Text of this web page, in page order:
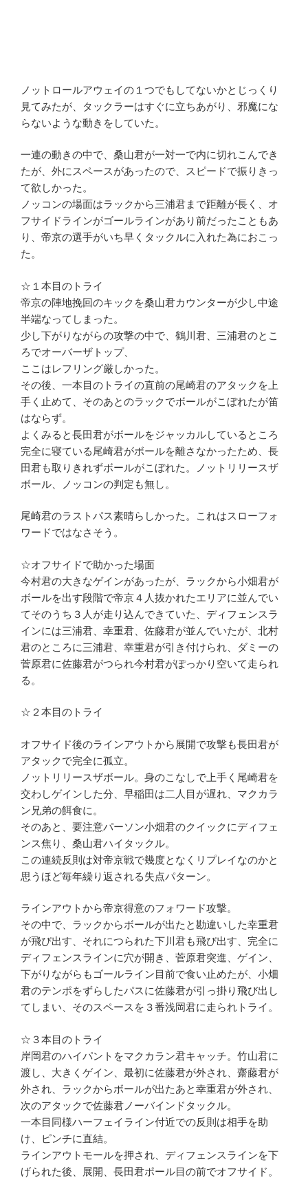
ノットロールアウェイの１つでもしてないかとじっくり
見てみたが、タックラーはすぐに立ちあがり、邪魔にな
らないような動きをしていた。
一連の動きの中で、桑山君が一対一で内に切れこんでき
たが、外にスペースがあったので、スピードで振りきっ
て欲しかった。
ノッコンの場面はラックから三浦君まで距離が長く、オ
フサイドラインがゴールラインがあり前だったこともあ
り、帝京の選手がいち早くタックルに入れた為におこっ
た。
☆１本目のトライ
帝京の陣地挽回のキックを桑山君カウンターが少し中途
半端なってしまった。
少し下がりながらの攻撃の中で、鶴川君、三浦君のとこ
ろでオーバーザトップ、
ここはレフリング厳しかった。
その後、一本目のトライの直前の尾崎君のアタックを上
手く止めて、そのあとのラックでボールがこぼれたが笛
はならず。
よくみると長田君がボールをジャッカルしているところ
完全に寝ている尾崎君がボールを離さなかったため、長
田君も取りきれずボールがこぼれた。ノットリリースザ
ボール、ノッコンの判定も無し。
尾崎君のラストパス素晴らしかった。これはスローフォ
ワードではなさそう。
☆オフサイドで助かった場面
今村君の大きなゲインがあったが、ラックから小畑君が
ボールを出す段階で帝京４人抜かれたエリアに並んでい
てそのうち３人が走り込んできていた、ディフェンスラ
インには三浦君、幸重君、佐藤君が並んでいたが、北村
君のところに三浦君、幸重君が引き付けられ、ダミーの
菅原君に佐藤君がつられ今村君がぽっかり空いて走られ
る。
☆２本目のトライ
オフサイド後のラインアウトから展開で攻撃も長田君が
アタックで完全に孤立。
ノットリリースザボール。身のこなしで上手く尾崎君を
交わしゲインした分、早稲田は二人目が遅れ、マクカラ
ン兄弟の餌食に。
そのあと、要注意パーソン小畑君のクイックにディフェ
ンス焦り、桑山君ハイタックル。
この連続反則は対帝京戦で幾度となくリプレイなのかと
思うほど毎年繰り返される失点パターン。
ラインアウトから帝京得意のフォワード攻撃。
その中で、ラックからボールが出たと勘違いした幸重君
が飛び出す、それにつられた下川君も飛び出す、完全に
ディフェンスラインに穴が開き、菅原君突進、ゲイン、
下がりながらもゴールライン目前で食い止めたが、小畑
君のテンポをずらしたパスに佐藤君が引っ掛り飛び出し
てしまい、そのスペースを３番浅岡君に走られトライ。
☆３本目のトライ
岸岡君のハイパントをマクカラン君キャッチ。竹山君に
渡し、大きくゲイン、最初に佐藤君が外され、齋藤君が
外され、ラックからボールが出たあと幸重君が外され、
次のアタックで佐藤君ノーバインドタックル。
一本目同様ハーフェイライン付近での反則は相手を助
け、ピンチに直結。
ラインアウトモールを押され、ディフェンスラインを下
げられた後、展開、長田君ポール目の前でオフサイド。